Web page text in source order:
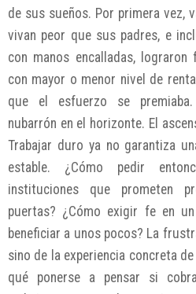
de sus sueños. Por primera vez,
vivan peor que sus padres, e
con manos encalladas,
con mayor o menor nivel de
que el esfuerzo se
nubarrón en el horizonte. El
Trabajar duro ya no garantiza
estable. ¿Cómo pedir
instituciones que prometen
puertas? ¿Cómo exigir fe en
beneficiar a unos pocos? La
sino de la experiencia concreta
qué ponerse a pensar si